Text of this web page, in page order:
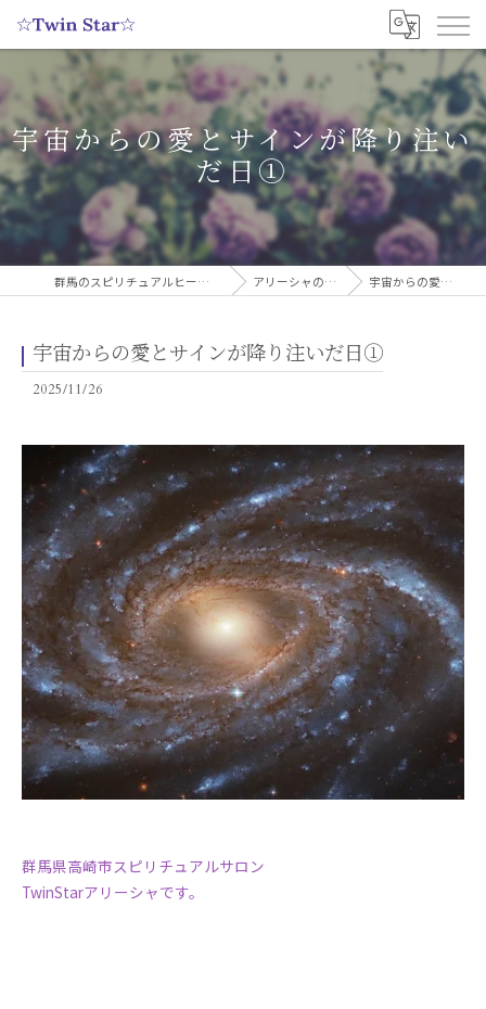
宇宙からの愛とサインが降り注い
だ日①
群馬のスピリチュアルヒーリングサロンなら実績多数の☆Twin Star☆ アリーシャのスピリチュアルブログ 宇宙からの愛とサインが降り注いだ日①
宇宙からの愛とサインが降り注いだ日①
2025/11/26
群馬県高崎市スピリチュアルサロン
TwinStarアリーシャです。